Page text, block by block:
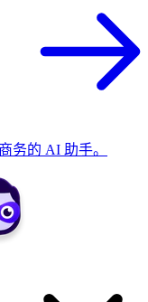
务的 AI 助手。